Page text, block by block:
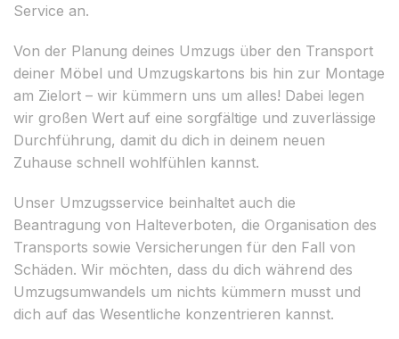
Service an.
Von der Planung deines Umzugs über den Transport
deiner Möbel und Umzugskartons bis hin zur Montage
am Zielort – wir kümmern uns um alles! Dabei legen
wir großen Wert auf eine sorgfältige und zuverlässige
Durchführung, damit du dich in deinem neuen
Zuhause schnell wohlfühlen kannst.
Unser Umzugsservice beinhaltet auch die
Beantragung von Halteverboten, die Organisation des
Transports sowie Versicherungen für den Fall von
Schäden. Wir möchten, dass du dich während des
Umzugsumwandels um nichts kümmern musst und
dich auf das Wesentliche konzentrieren kannst.